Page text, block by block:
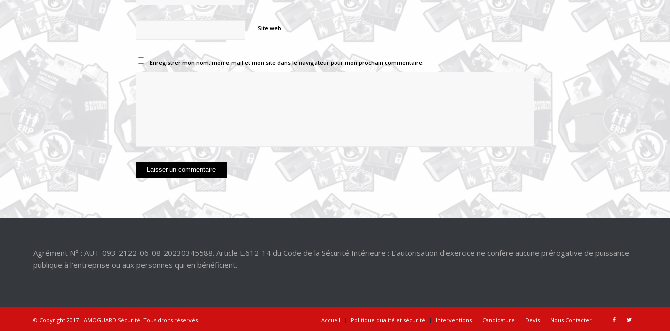
Site web
Enregistrer mon nom, mon e-mail et mon site dans le navigateur pour mon prochain commentaire.
Agrément N° : AUT-093-2122-06-08-20230345588. Article L.612-14 du Code de la Sécurité Intérieure : L’autorisation d’exercice ne confère aucune prérogative de puissance
publique à l’entreprise ou aux personnes qui en bénéficient.
© Copyright 2017 - AMOGUARD Sécurité. Tous droits réservés. Accueil Politique qualité et sécurité Interventions Candidature Devis Nous Contacter